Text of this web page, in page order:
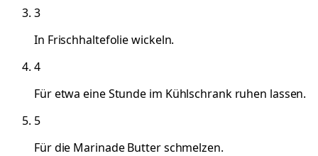
3
In Frischhaltefolie wickeln.
4
Für etwa eine Stunde im Kühlschrank ruhen lassen.
5
Für die Marinade Butter schmelzen.